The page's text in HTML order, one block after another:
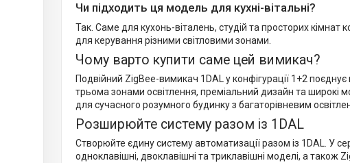
Чи підходить ця модель для кухні-вітальні?
Так. Саме для кухонь-віталень, студій та просторих кімнат
для керування різними світловими зонами.
Чому варто купити саме цей вимикач?
Подвійний ZigBee-вимикач 1DAL у конфігурації 1+2
трьома зонами освітлення, преміальний дизайн та широкі
для сучасного розумного будинку з багаторівневим
Розширюйте систему разом із 1DAL
Створюйте єдину систему автоматизації разом із 1DAL. У
одноклавішні, двоклавішні та триклавішні моделі, а також